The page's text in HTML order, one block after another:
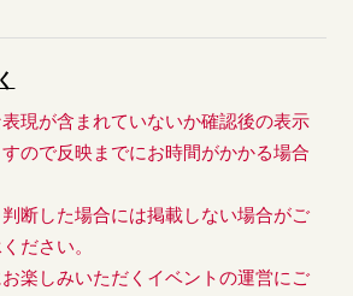
現が含まれていないか確認後の表示
ので反映までにお時間がかかる場合
断した場合には掲載しない場合がご
ださい。
楽しみいただくイベントの運営にご